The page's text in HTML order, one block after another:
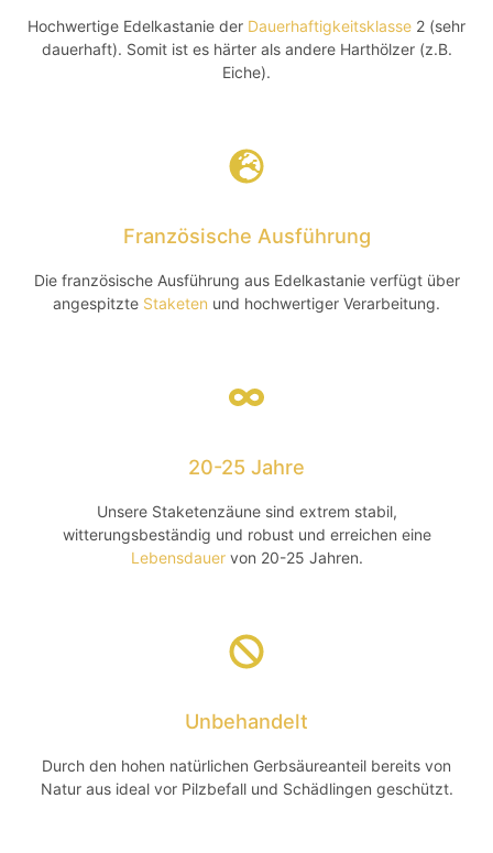
Hochwertige Edelkastanie der Dauerhaftigkeitsklasse 2 (sehr
dauerhaft). Somit ist es härter als andere Harthölzer (z.B.
Eiche).
Französische Ausführung
Die französische Ausführung aus Edelkastanie verfügt über
angespitzte Staketen und hochwertiger Verarbeitung.
20-25 Jahre
Unsere Staketenzäune sind extrem stabil,
witterungsbeständig und robust und erreichen eine
Lebensdauervon 20-25 Jahren.
Unbehandelt
Durch den hohen natürlichen Gerbsäureanteil bereits von
Natur aus ideal vor Pilzbefall und Schädlingen geschützt.